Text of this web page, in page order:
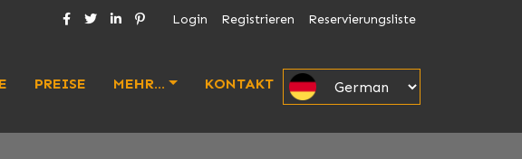
Login Registrieren Reservierungsliste
PREISE MEHR... KONTAKT